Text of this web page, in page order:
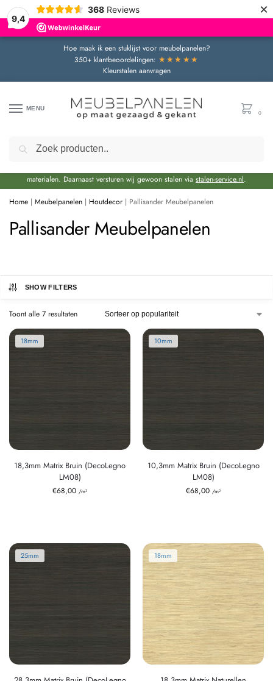
9,4
368 Reviews ×
Hoe maak ik een stuklijst voor meubelpanelen?
350+ klantbeoordelingen: ★★★★★
Kleurstalen aanvragen
MENU
0
Door de bouwvakperiode geldt momenteel een extra levertijd van circa 3 weken
materialen. Daarnaast versturen wij gewoon stalen via stalen-service.nl.
Home | Meubelpanelen | Houtdecor | Pallisander Meubelpanelen
Pallisander Meubelpanelen
SHOW FILTERS
Toont alle 7 resultaten
18mm
18,3mm Matrix Bruin (DecoLegno
LM08)
€68,00 /m²
10mm
10,3mm Matrix Bruin (DecoLegno
LM08)
€68,00 /m²
25mm 18mm